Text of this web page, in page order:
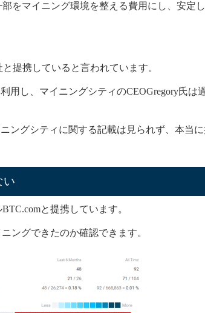
う方は、一度相談してみてもいいかもしれ
8月から2か月間で5分の1以下に減りました。
るビットコインボルトが暴落しているからです
きたビットコインボルトが売られ続けてい
ーサリアムのように利用価値がある仮想通貨
をマイニング環境を整える費用にし、安定
提携していると言われています。
用し、マイニングシティのCEOGregory氏は
ングシティに関する記載は見られず、本当
い
と提携しています。
ングできたのか確認できます。